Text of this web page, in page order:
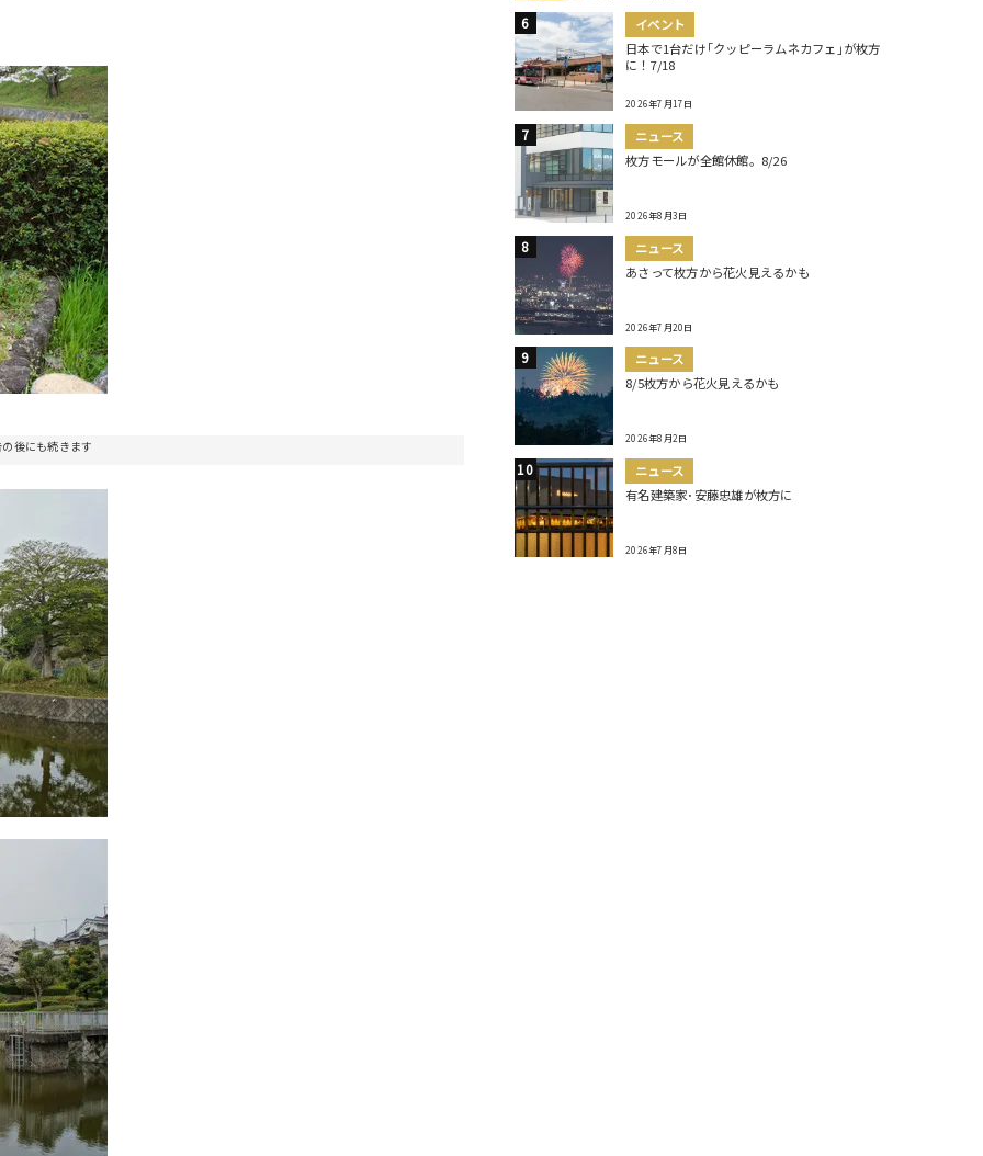
後にも続きます
イベント
日本で1台だけ｢クッピーラムネカフェ｣が枚方
に！7/18
2026年7月17日
ニュース
枚方モールが全館休館。8/26
2026年8月3日
ニュース
あさって枚方から花火見えるかも
2026年7月20日
ニュース
8/5枚方から花火見えるかも
2026年8月2日
ニュース
有名建築家･安藤忠雄が枚方に
2026年7月8日